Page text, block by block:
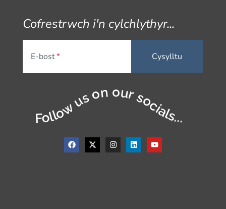
Cofrestrwch i'n cylchlythyr...
E-bost
Follow us on our socials...